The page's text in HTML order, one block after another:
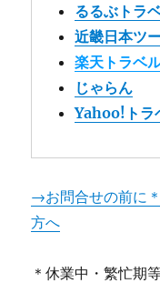
るるぶトラ
近畿日本ツ
楽天トラベ
じゃらん
Yahoo!トラ
→お問合せの前に
方へ
＊休業中・繁忙期